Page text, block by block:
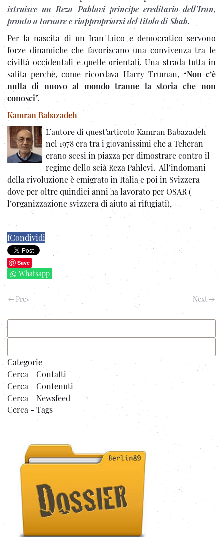
istruisce un Reza Pahlavi principe ereditario dell’Iran,
pronto a tornare e riappropriarsi del titolo di Shah.
Per la nascita di un Iran laico e democratico servono
forze dinamiche che favoriscano una convivenza tra le
civiltà occidentali e quelle orientali. Una strada tutta in
salita perchè, come ricordava Harry Truman, “Non c’è
nulla di nuovo al mondo tranne la storia che non
conosci”.
Kamran Babazadeh
L’autore di quest’articolo Kamran Babazadeh
nel 1978 era tra i giovanissimi che a Teheran
erano scesi in piazza per dimostrare contro il
regime dello scià Reza Pahlevi. All’indomani
della rivoluzione è emigrato in Italia e poi in Svizzera
dove per oltre quindici anni ha lavorato per OSAR (
l’organizzazione svizzera di aiuto ai rifugiati),
fCondividi
Save
Whatsapp
Prev Next
Categorie
Cerca - Contatti
Cerca - Contenuti
Cerca - Newsfeed
Cerca - Tags